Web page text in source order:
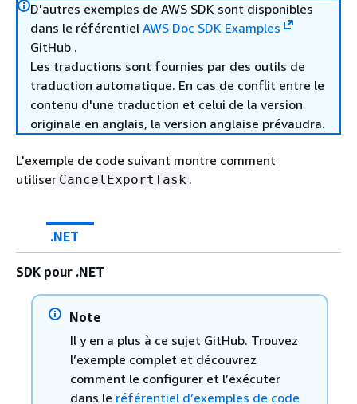
D'autres exemples de AWS SDK sont disponibles
dans le référentiel AWS Doc SDK Examples
GitHub .
Les traductions sont fournies par des outils de
traduction automatique. En cas de conflit entre le
contenu d'une traduction et celui de la version
originale en anglais, la version anglaise prévaudra.
L'exemple de code suivant montre comment
utiliser CancelExportTask .
.NET
SDK pour .NET
Note
Il y en a plus à ce sujet GitHub. Trouvez
l’exemple complet et découvrez
comment le configurer et l’exécuter
dans le référentiel d’exemples de code